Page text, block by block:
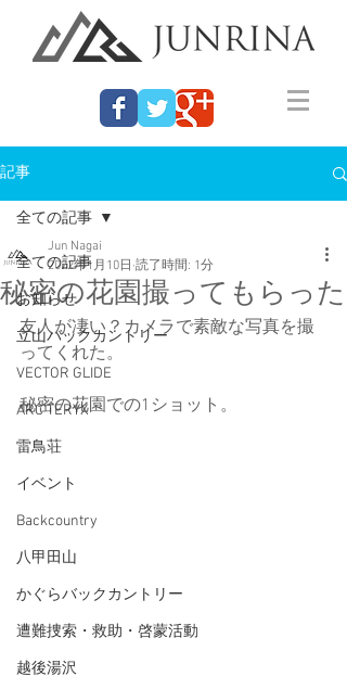
記事
全ての記事
お知らせ
立山バックカントリー
VECTOR GLIDE
ARC'TERYX
雷鳥荘
イベント
Backcountry
八甲田山
かぐらバックカントリー
遭難捜索・救助・啓蒙活動
越後湯沢
全ての記事
秘密の花園撮ってもらった
Jun Nagai
2022年1月10日 読了時間: 1分
友人が凄い？カメラで素敵な写真を撮
ってくれた。
秘密の花園での1ショット。